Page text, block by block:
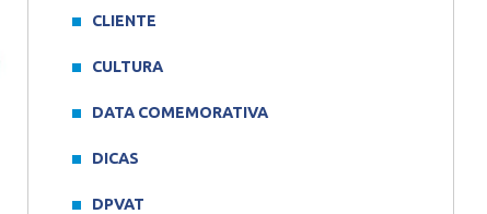
CLIENTE
CULTURA
DATA COMEMORATIVA
DICAS
DPVAT